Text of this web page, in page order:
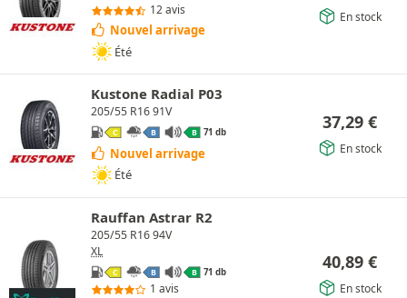
12 avis
Nouvel arrivage
Été
En stock
Kustone Radial P03
205/55 R16 91V
C B B 71 db
Nouvel arrivage
Été
37,29 €
En stock
Rauffan Astrar R2
205/55 R16 94V
XL
C B B 71 db
1 avis
40,89 €
En stock